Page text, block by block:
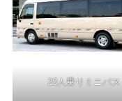
20人乗りミニバス